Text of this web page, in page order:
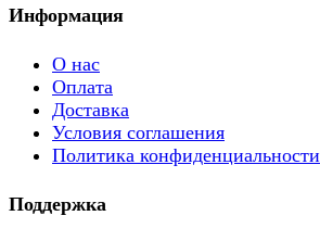
Информация
О нас
Оплата
Доставка
Условия соглашения
Политика конфиденциальности
Поддержка